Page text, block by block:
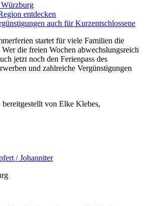
entdecken
auch für Kurzentschlossene
startet für viele Familien die
Wer die freien Wochen abwechslungsreich
jetzt noch den Ferienpass des
und zahlreiche Vergünstigungen
von Elke Klebes,
/ Johanniter